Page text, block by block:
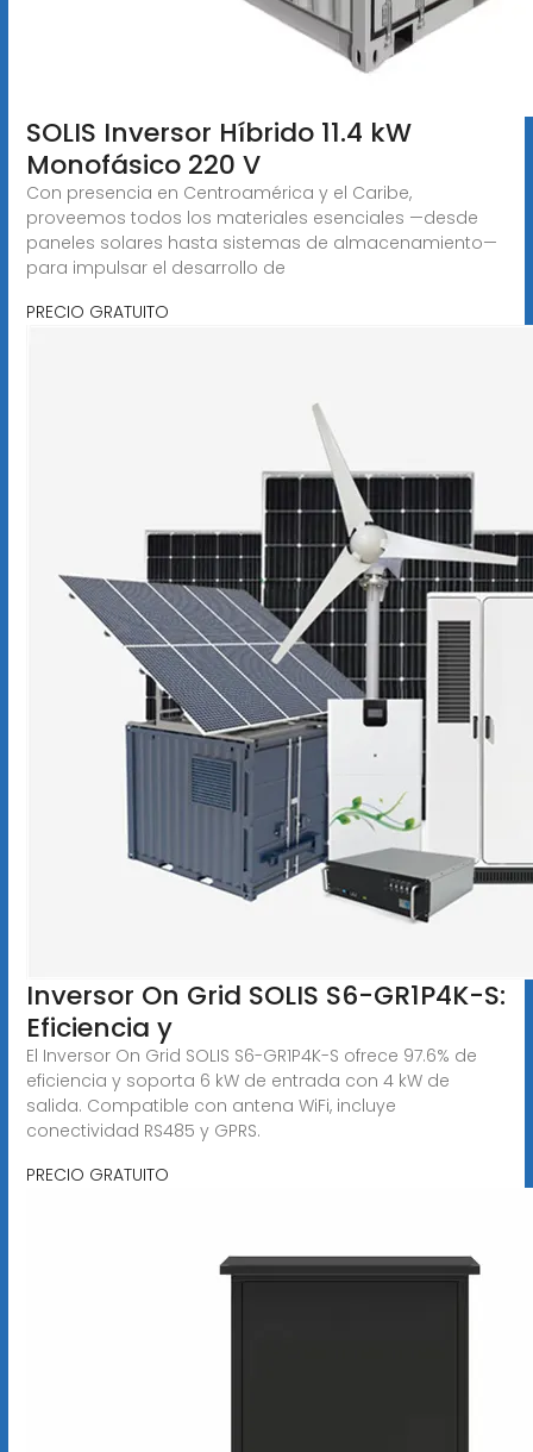
SOLIS Inversor Híbrido 11.4 kW
Monofásico 220 V
Con presencia en Centroamérica y el Caribe,
proveemos todos los materiales esenciales —desde
paneles solares hasta sistemas de almacenamiento—
para impulsar el desarrollo de
PRECIO GRATUITO
Inversor On Grid SOLIS S6-GR1P4K-S:
Eficiencia y
El Inversor On Grid SOLIS S6-GR1P4K-S ofrece 97.6% de
eficiencia y soporta 6 kW de entrada con 4 kW de
salida. Compatible con antena WiFi, incluye
conectividad RS485 y GPRS.
PRECIO GRATUITO